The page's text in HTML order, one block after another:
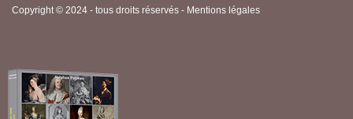
Copyright © 2024 - tous droits réservés - Mentions légales